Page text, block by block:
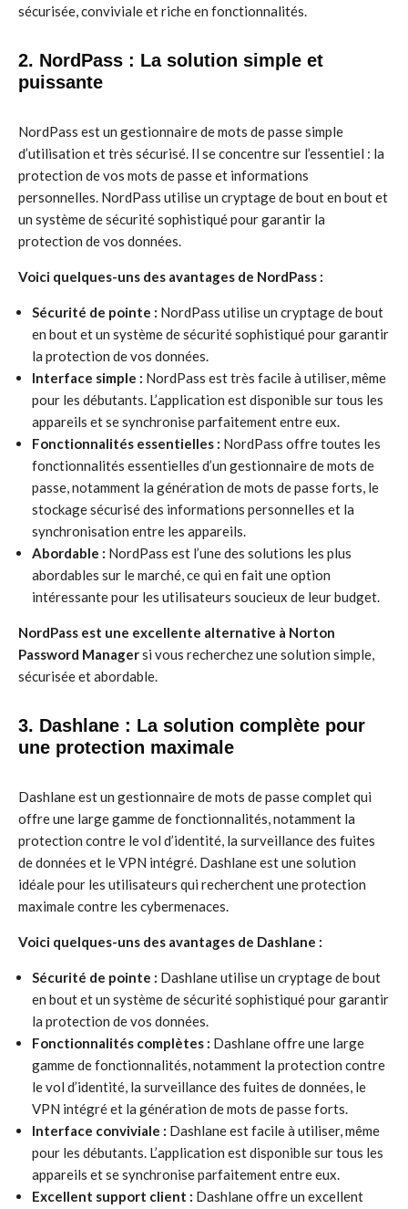
sécurisée, conviviale et riche en fonctionnalités.
2. NordPass : La solution simple et
puissante
NordPass est un gestionnaire de mots de passe simple
d’utilisation et très sécurisé. Il se concentre sur l’essentiel : la
protection de vos mots de passe et informations
personnelles. NordPass utilise un cryptage de bout en bout et
un système de sécurité sophistiqué pour garantir la
protection de vos données.
Voici quelques-uns des avantages de NordPass :
Sécurité de pointe : NordPass utilise un cryptage de bout
en bout et un système de sécurité sophistiqué pour garantir
la protection de vos données.
Interface simple : NordPass est très facile à utiliser, même
pour les débutants. L’application est disponible sur tous les
appareils et se synchronise parfaitement entre eux.
Fonctionnalités essentielles : NordPass offre toutes les
fonctionnalités essentielles d’un gestionnaire de mots de
passe, notamment la génération de mots de passe forts, le
stockage sécurisé des informations personnelles et la
synchronisation entre les appareils.
Abordable : NordPass est l’une des solutions les plus
abordables sur le marché, ce qui en fait une option
intéressante pour les utilisateurs soucieux de leur budget.
NordPass est une excellente alternative à Norton
Password Managersi vous recherchez une solution simple,
sécurisée et abordable.
3. Dashlane : La solution complète pour
une protection maximale
Dashlane est un gestionnaire de mots de passe complet qui
offre une large gamme de fonctionnalités, notamment la
protection contre le vol d’identité, la surveillance des fuites
de données et le VPN intégré. Dashlane est une solution
idéale pour les utilisateurs qui recherchent une protection
maximale contre les cybermenaces.
Voici quelques-uns des avantages de Dashlane :
Sécurité de pointe : Dashlane utilise un cryptage de bout
en bout et un système de sécurité sophistiqué pour garantir
la protection de vos données.
Fonctionnalités complètes : Dashlane offre une large
gamme de fonctionnalités, notamment la protection contre
le vol d’identité, la surveillance des fuites de données, le
VPN intégré et la génération de mots de passe forts.
Interface conviviale : Dashlane est facile à utiliser, même
pour les débutants. L’application est disponible sur tous les
appareils et se synchronise parfaitement entre eux.
Excellent support client : Dashlane offre un excellent